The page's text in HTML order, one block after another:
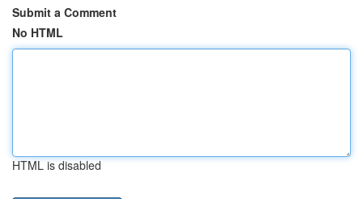
Submit a Comment
No HTML
HTML is disabled